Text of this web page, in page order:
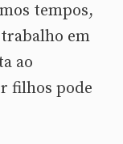
tempos,
em
ao
filhos pode